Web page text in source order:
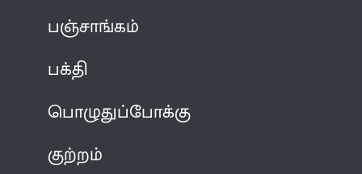
பஞ்சாங்கம்
பக்தி
பொழுதுப்போக்கு
குற்றம்